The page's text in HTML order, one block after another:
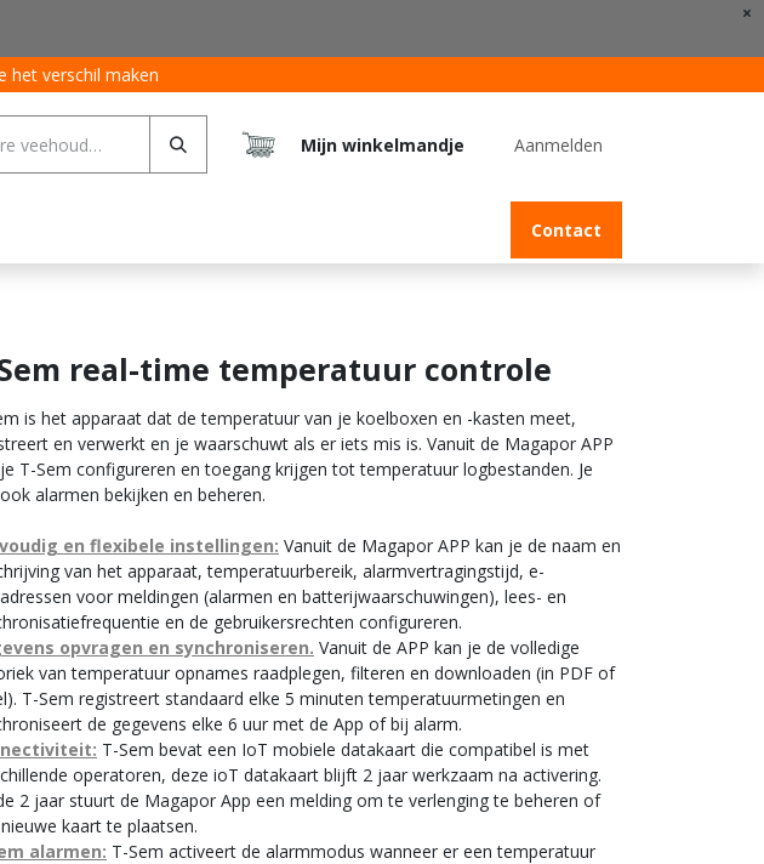
×
het verschil maken
Mijn winkelmandje Aanmelden
Contact
real-time temperatuur controle
is het apparaat dat de temperatuur van je koelboxen en -kasten meet,
en verwerkt en je waarschuwt als er iets mis is. Vanuit de Magapor APP
T-Sem configureren en toegang krijgen tot temperatuur logbestanden. Je
alarmen bekijken en beheren.
en flexibele instellingen: Vanuit de Magapor APP kan je de naam en
van het apparaat, temperatuurbereik, alarmvertragingstijd, e-
voor meldingen (alarmen en batterijwaarschuwingen), lees- en
en de gebruikersrechten configureren.
opvragen en synchroniseren. Vanuit de APP kan je de volledige
van temperatuur opnames raadplegen, filteren en downloaden (in PDF of
T-Sem registreert standaard elke 5 minuten temperatuurmetingen en
de gegevens elke 6 uur met de App of bij alarm.
T-Sem bevat een IoT mobiele datakaart die compatibel is met
operatoren, deze ioT datakaart blijft 2 jaar werkzaam na activering.
2 jaar stuurt de Magapor App een melding om te verlenging te beheren of
kaart te plaatsen.
alarmen: T-Sem activeert de alarmmodus wanneer er een temperatuur